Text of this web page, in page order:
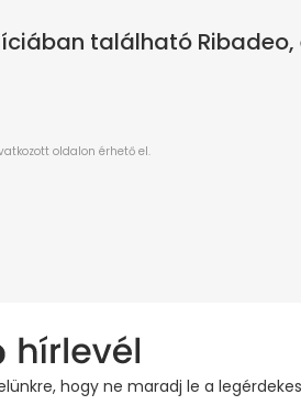
található Ribadeo,
hogy ne maradj le a